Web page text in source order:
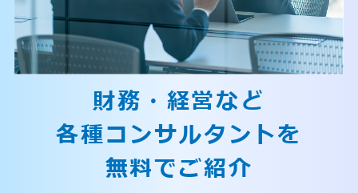
財務・経営など
各種コンサルタントを
無料でご紹介